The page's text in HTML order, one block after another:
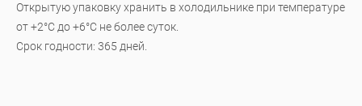
Открытую упаковку хранить в холодильнике при температуре
от +2°С до +6°С не более суток.
Срок годности: 365 дней.